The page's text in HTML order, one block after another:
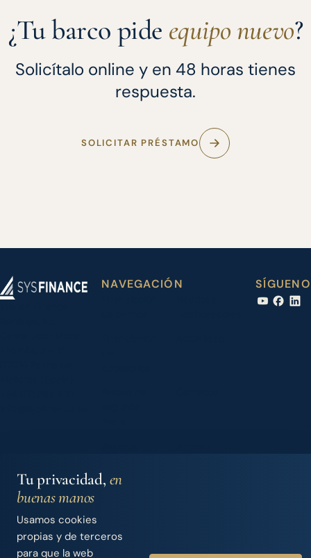
¿Tu barco pide equipo nuevo?
Solicítalo online y en 48 horas tienes
respuesta.
SOLICITAR PRÉSTAMO
NAVEGACIÓN
Nosotros
© 2026 Iberian Finance Services, S.L.
Tu privacidad, en
buenas manos
Usamos cookies
propias y de terceros
para que la web